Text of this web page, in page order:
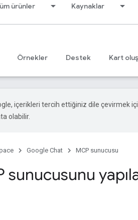
ürünler Kaynaklar
Örnekler Destek Kart
içerikleri tercih ettiğiniz dile çevirmek
olabilir.
Google Chat MCP sunucusu
sunucusunu